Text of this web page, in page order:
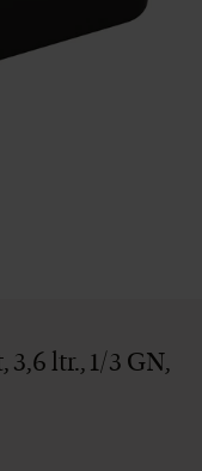
ltr., 1/3 GN,